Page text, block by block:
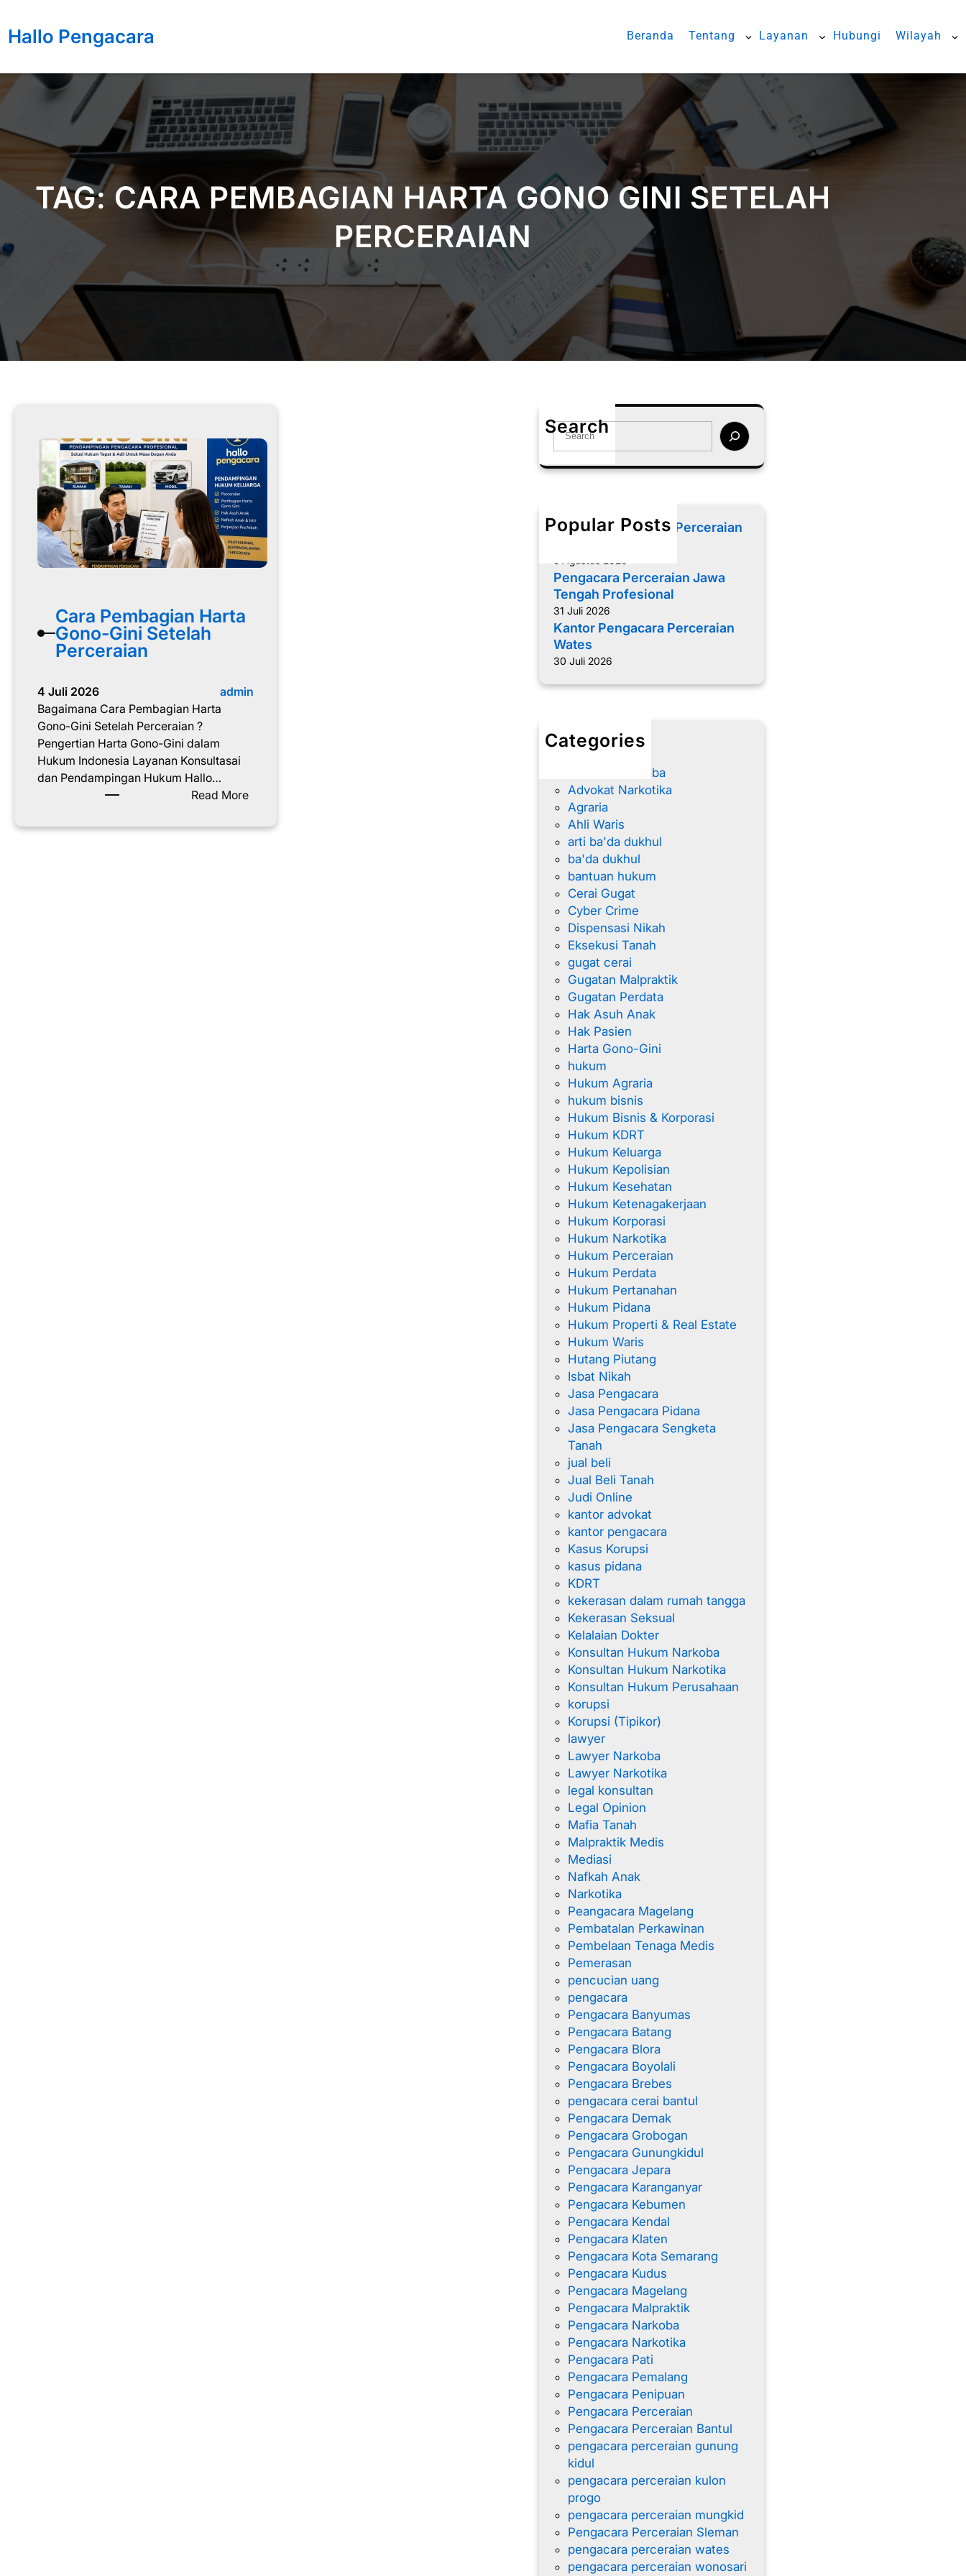
konten
Hallo Pengacara Beranda Tentang Layanan Hubungi Wilayah
TAG: CARA PEMBAGIAN HARTA GONO GINI SETELAH
PERCERAIAN
Cara Pembagian Harta
Gono-Gini Setelah
Perceraian
4 Juli 2026
admin
Bagaimana Cara Pembagian Harta
Gono-Gini Setelah Perceraian ?
Pengertian Harta Gono-Gini dalam
Hukum Indonesia Layanan Konsultasai
dan Pendampingan Hukum Hallo…
Read More:
a
Search
S
a
h
Popular Posts
Memilih Pengacara Perceraian
Pengacara Perceraian Jawa
Tengah Profesional
31 Juli 2026
Kantor Pengacara Perceraian
Wates
30 Juli 2026
Categories
advokat
Advokat Narkoba
Advokat Narkotika
Agraria
Ahli Waris
arti ba'da dukhul
ba'da dukhul
bantuan hukum
Cerai Gugat
Cyber Crime
Dispensasi Nikah
Eksekusi Tanah
gugat cerai
Gugatan Malpraktik
Gugatan Perdata
Hak Asuh Anak
Hak Pasien
Harta Gono-Gini
hukum
Hukum Agraria
hukum bisnis
Hukum Bisnis & Korporasi
Hukum KDRT
Hukum Keluarga
Hukum Kepolisian
Hukum Kesehatan
Hukum Ketenagakerjaan
Hukum Korporasi
Hukum Narkotika
Hukum Perceraian
Hukum Perdata
Hukum Pertanahan
Hukum Pidana
Hukum Properti & Real Estate
Hukum Waris
Hutang Piutang
Isbat Nikah
Jasa Pengacara
Jasa Pengacara Pidana
Jasa Pengacara Sengketa
Tanah
jual beli
Jual Beli Tanah
Judi Online
kantor advokat
kantor pengacara
Kasus Korupsi
kasus pidana
KDRT
kekerasan dalam rumah tangga
Kekerasan Seksual
Kelalaian Dokter
Konsultan Hukum Narkoba
Konsultan Hukum Narkotika
Konsultan Hukum Perusahaan
korupsi
Korupsi (Tipikor)
lawyer
Lawyer Narkoba
Lawyer Narkotika
legal konsultan
Legal Opinion
Mafia Tanah
Malpraktik Medis
Mediasi
Nafkah Anak
Narkotika
Peangacara Magelang
Pembatalan Perkawinan
Pembelaan Tenaga Medis
Pemerasan
pencucian uang
pengacara
Pengacara Banyumas
Pengacara Batang
Pengacara Blora
Pengacara Boyolali
Pengacara Brebes
pengacara cerai bantul
Pengacara Demak
Pengacara Grobogan
Pengacara Gunungkidul
Pengacara Jepara
Pengacara Karanganyar
Pengacara Kebumen
Pengacara Kendal
Pengacara Klaten
Pengacara Kota Semarang
Pengacara Kudus
Pengacara Magelang
Pengacara Malpraktik
Pengacara Narkoba
Pengacara Narkotika
Pengacara Pati
Pengacara Pemalang
Pengacara Penipuan
Pengacara Perceraian
Pengacara Perceraian Bantul
pengacara perceraian gunung
kidul
pengacara perceraian kulon
progo
pengacara perceraian mungkid
Pengacara Perceraian Sleman
pengacara perceraian wates
pengacara perceraian wonosari